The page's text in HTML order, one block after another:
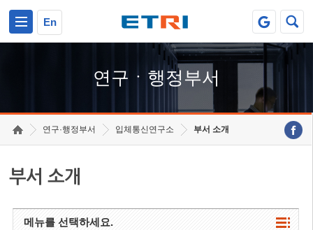
En
연구ㆍ행정부서
연구·행정부서 입체통신연구소 부서 소개
부서 소개
메뉴를 선택하세요.